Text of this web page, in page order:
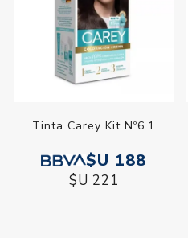
Tinta Carey Kit Nº6.1
$U 188
$U 221